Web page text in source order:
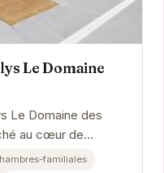
Le Domaine
Le Domaine des
au cœur de
équipements
familiales